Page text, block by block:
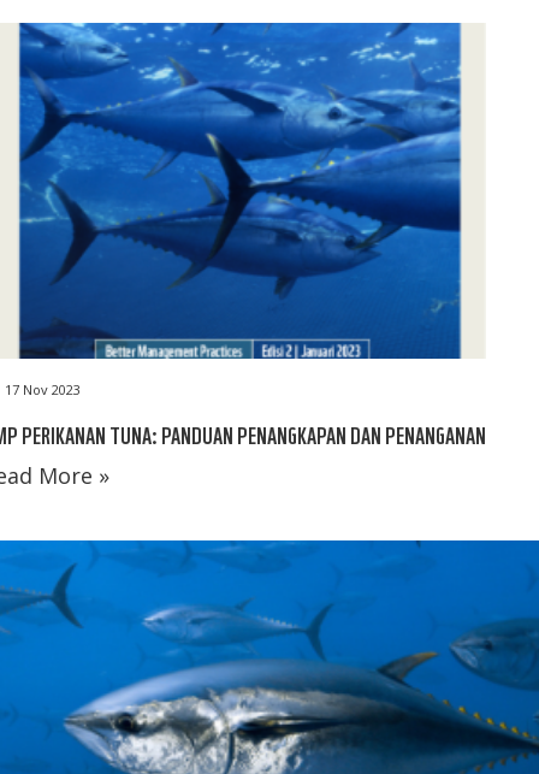
17 Nov 2023
PERIKANAN TUNA: PANDUAN PENANGKAPAN DAN PENANGANAN
More »